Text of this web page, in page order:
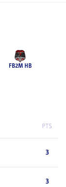
FB2M HB
PTS
3
3